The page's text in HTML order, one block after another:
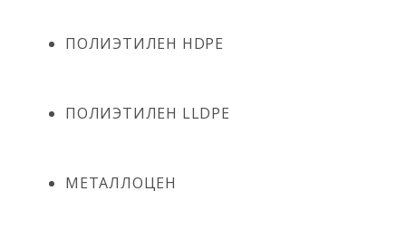
ПОЛИЭТИЛЕН HDPE
ПОЛИЭТИЛЕН LLDPE
МЕТАЛЛОЦЕН